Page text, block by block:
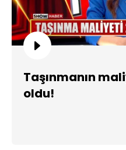
Taşınmanın
oldu!